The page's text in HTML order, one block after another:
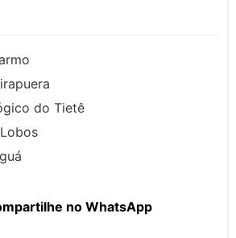
do Tietê
no WhatsApp